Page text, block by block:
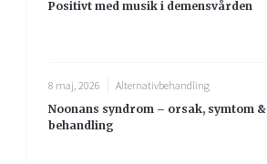
Positivt med musik i demensvården
8 maj, 2026
Alternativbehandling
Noonans syndrom – orsak, symtom &
behandling